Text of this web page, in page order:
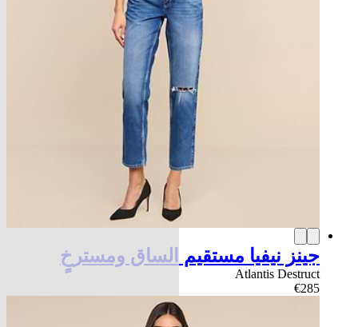
جينز نيفيا مستقيم الساق ومسترخٍ
Atlantis Destruct
€285